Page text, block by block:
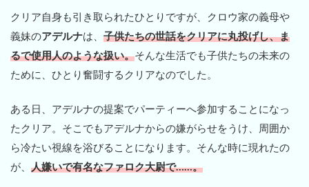
クリア自身も引き取られたひとりですが、クロウ家の義母や
義妹のアデルナは、 子供たちの世話をクリアに丸投げし、ま
るで使用人のような扱い。そんな生活でも子供たちの未来の
ために、ひとり奮闘するクリアなのでした。
ある日、アデルナの提案でパーティーへ参加することになっ
たクリア。そこでもアデルナからの嫌がらせをうけ、周囲か
ら冷たい視線を浴びることになります。そんな時に現れたの
が、 人嫌いで有名なファロク大尉で……。